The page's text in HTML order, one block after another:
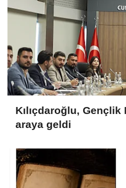
Kılıçdaroğlu, Gençlik
araya geldi